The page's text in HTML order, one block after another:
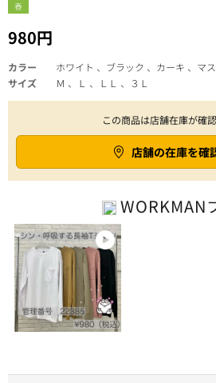
春
980円
カラー
ホワイト 、ブラック 、カーキ 、マ
サイズ
Ｍ 、Ｌ 、ＬＬ 、３Ｌ
この商品は店舗在庫が確
店舗の在庫を確
WORKMAN